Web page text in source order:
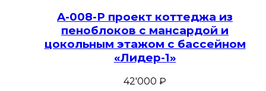
A-008-P проект коттеджа из
пеноблоков с мансардой и
цокольным этажом с бассейном
«Лидер-1»
42'000 ₽